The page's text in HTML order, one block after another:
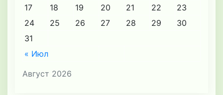
Август 2026
« Июл
17
18 19 20 21 22
23
24
25 26 27 28 29
30
31